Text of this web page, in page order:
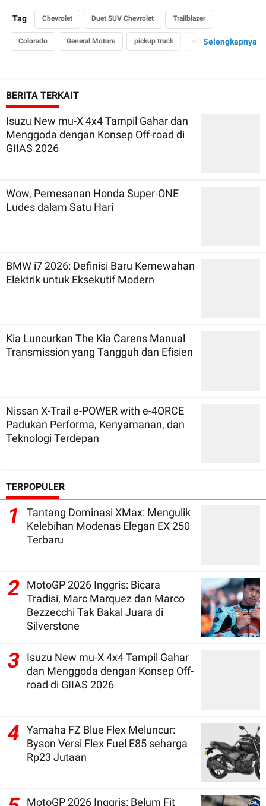
Tag Chevrolet Duet SUV Chevrolet Trailblazer
Colorado General Motors pickup truck off road
Selengkapnya
BERITA TERKAIT
Isuzu New mu-X 4x4 Tampil Gahar dan
Menggoda dengan Konsep Off-road di
GIIAS 2026
Wow, Pemesanan Honda Super-ONE
Ludes dalam Satu Hari
BMW i7 2026: Definisi Baru Kemewahan
Elektrik untuk Eksekutif Modern
Kia Luncurkan The Kia Carens Manual
Transmission yang Tangguh dan Efisien
Nissan X-Trail e-POWER with e-4ORCE
Padukan Performa, Kenyamanan, dan
Teknologi Terdepan
TERPOPULER
1
Tantang Dominasi XMax: Mengulik
Kelebihan Modenas Elegan EX 250
Terbaru
2
MotoGP 2026 Inggris: Bicara
Tradisi, Marc Marquez dan Marco
Bezzecchi Tak Bakal Juara di
Silverstone
3
Isuzu New mu-X 4x4 Tampil Gahar
dan Menggoda dengan Konsep Off-
road di GIIAS 2026
4
Yamaha FZ Blue Flex Meluncur:
Byson Versi Flex Fuel E85 seharga
Rp23 Jutaan
MotoGP 2026 Inggris: Belum Fit